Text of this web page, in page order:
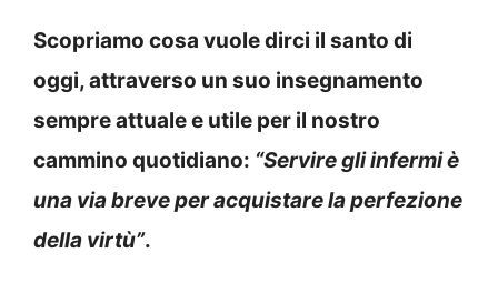
Scopriamo cosa vuole dirci il santo di
oggi, attraverso un suo insegnamento
sempre attuale e utile per il nostro
cammino quotidiano: “Servire gli infermi è
una via breve per acquistare la perfezione
della virtù”.